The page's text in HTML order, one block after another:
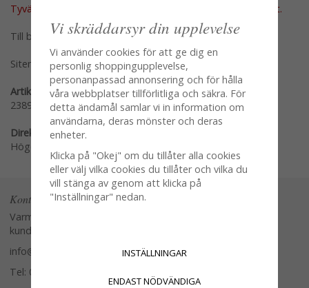
Tyvärr ingår inte denna produkt i vårt sortiment för tillfället.
Till butikens startsida »
Sitemap »
Artikelnummer:
23896-L
Direktlänk:
Högerklicka och kopiera adressen
Kontakta oss
Varmt välkommen att kontakta vår
kundtjänst.
info@glasverandan.se
Tel: 079-3495968
Vi skräddarsyr din upplevelse
Vi använder cookies för att ge dig en
personlig shoppingupplevelse,
personanpassad annonsering och för hålla
våra webbplatser tillförlitliga och säkra. För
detta ändamål samlar vi in information om
användarna, deras mönster och deras
enheter.
Klicka på "Okej" om du tillåter alla cookies
eller välj vilka cookies du tillåter och vilka du
vill stänga av genom att klicka på
"Inställningar" nedan.
INSTÄLLNINGAR
ENDAST NÖDVÄNDIGA